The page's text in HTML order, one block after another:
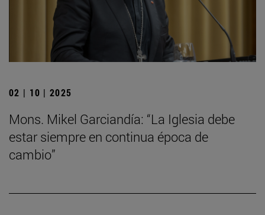
02 | 10 | 2025
Mons. Mikel Garciandía: “La Iglesia debe
estar siempre en continua época de
cambio”